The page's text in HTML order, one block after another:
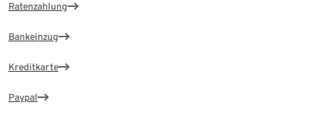
Ratenzahlung
Bankeinzug
Kreditkarte
Paypal